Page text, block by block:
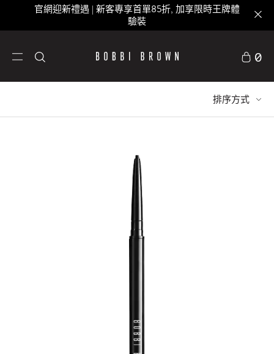
官網迎新禮遇 | 新客專享首單85折, 加享限時王牌體
驗裝
0
排序方式